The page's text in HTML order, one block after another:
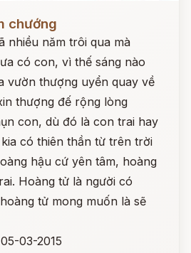
chướng
nhiều năm trôi qua mà
có con, vì thế sáng nào
vườn thượng uyển quay về
thượng đế rộng lòng
con, dù đó là con trai hay
có thiên thần từ trên trời
hậu cứ yên tâm, hoàng
Hoàng tử là người có
tử mong muốn là sẽ
05-03-2015